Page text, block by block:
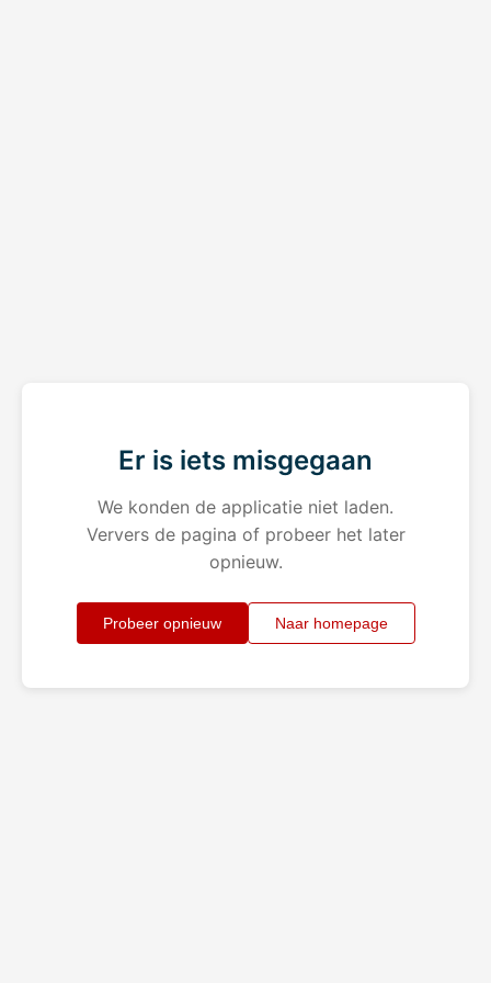
Er is iets misgegaan
We konden de applicatie niet laden.
Ververs de pagina of probeer het later
opnieuw.
Probeer opnieuw Naar homepage